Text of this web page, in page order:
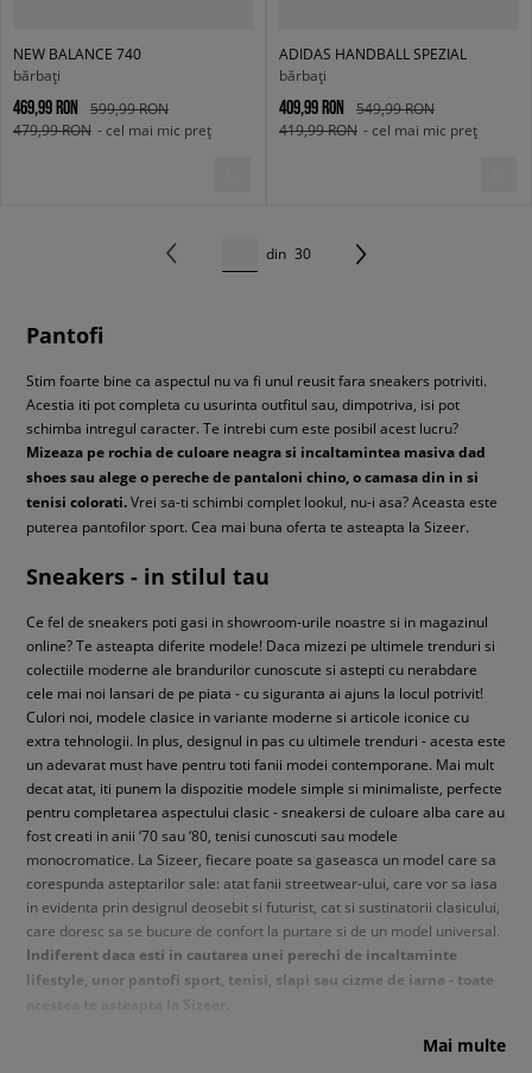
NEW BALANCE 740
bărbați
469,99 RON
599,99 RON
479,99 RON - cel mai mic preț
ADIDAS HANDBALL SPEZIAL
bărbați
409,99 RON
549,99 RON
419,99 RON - cel mai mic preț
din 30
Pantofi
Stim foarte bine ca aspectul nu va fi unul reusit fara sneakers potriviti.
Acestia iti pot completa cu usurinta outfitul sau, dimpotriva, isi pot
schimba intregul caracter. Te intrebi cum este posibil acest lucru?
Mizeaza pe rochia de culoare neagra si incaltamintea masiva dad
shoes sau alege o pereche de pantaloni chino, o camasa din in si
tenisi colorati.Vrei sa-ti schimbi complet lookul, nu-i asa? Aceasta este
puterea pantofilor sport. Cea mai buna oferta te asteapta la Sizeer.
Sneakers - in stilul tau
Ce fel de sneakers poti gasi in showroom-urile noastre si in magazinul
online? Te asteapta diferite modele! Daca mizezi pe ultimele trenduri si
colectiile moderne ale brandurilor cunoscute si astepti cu nerabdare
cele mai noi lansari de pe piata - cu siguranta ai ajuns la locul potrivit!
Culori noi, modele clasice in variante moderne si articole iconice cu
extra tehnologii. In plus, designul in pas cu ultimele trenduri - acesta este
un adevarat must have pentru toti fanii modei contemporane. Mai mult
decat atat, iti punem la dispozitie modele simple si minimaliste, perfecte
pentru completarea aspectului clasic - sneakersi de culoare alba care au
fost creati in anii ‘70 sau ‘80, tenisi cunoscuti sau modele
monocromatice. La Sizeer, fiecare poate sa gaseasca un model care sa
corespunda asteptarilor sale: atat fanii streetwear-ului, care vor sa iasa
in evidenta prin designul deosebit si futurist, cat si sustinatorii clasicului,
care doresc sa se bucure de confort la purtare si de un model universal.
Indiferent daca esti in cautarea unei perechi de incaltaminte
lifestyle, unor pantofi sport, tenisi, slapi sau cizme de iarna - toate
Mai multe